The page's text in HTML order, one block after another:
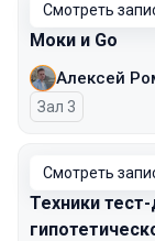
Смотреть
Моки и Go
Алексей
Зал 3
Смотреть
Техники